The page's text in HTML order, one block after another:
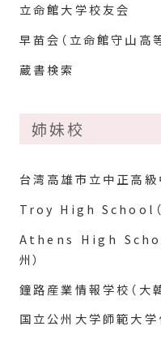
立命館大学校友会
早苗会（立命館守山高
蔵書検索
姉妹校
台湾高雄市立中正高級
Troy High School（ア
Athens High
州）
鐘路産業情報学校（大
国立公州大学師範大学